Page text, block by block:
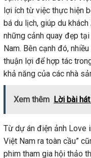
lợi ích từ việc thực hiện
bá du lịch, giúp du
những cảnh quay đẹp
Nam. Bên cạnh đó,
thuận lợi để hợp tác
khả năng của các nhà
Xem thêm Lời bài
Từ dự án điện ảnh Love
Việt Nam ra toàn cầu”
phim tham gia hội thảo